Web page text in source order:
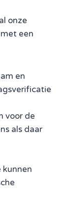
onze
een
en
voor de
als daar
kunnen